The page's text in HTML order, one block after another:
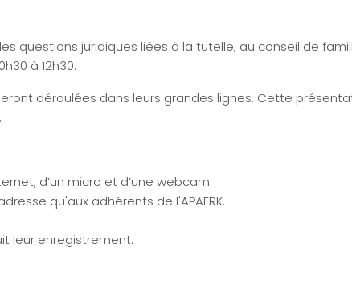
questions juridiques liées à la tutelle, au conseil de
à 12h30.
déroulées dans leurs grandes lignes. Cette
d’un micro et d’une webcam.
qu'aux adhérents de l'APAERK.
leur enregistrement.